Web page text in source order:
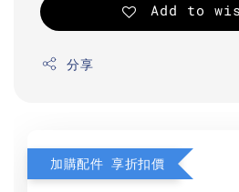
Add to
分享
加購配件 享折扣價